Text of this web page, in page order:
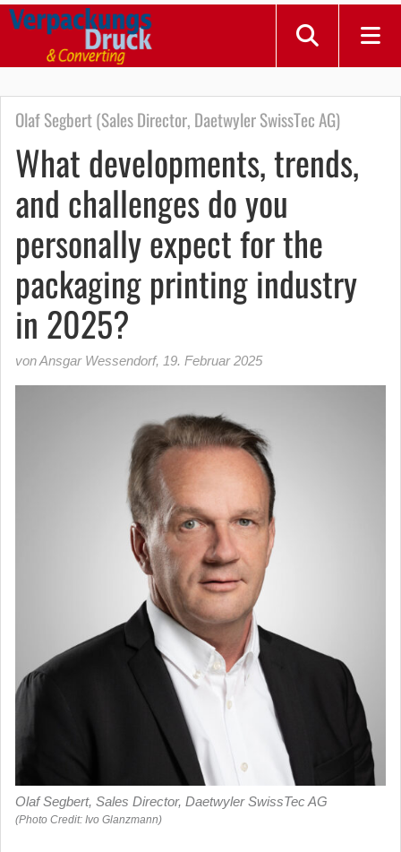
Olaf Segbert (Sales Director, Daetwyler SwissTec AG)
What developments, trends,
and challenges do you
personally expect for the
packaging printing industry
in 2025?
von Ansgar Wessendorf, 19. Februar 2025
Olaf Segbert, Sales Director, Daetwyler SwissTec AG
(Photo Credit: Ivo Glanzmann)